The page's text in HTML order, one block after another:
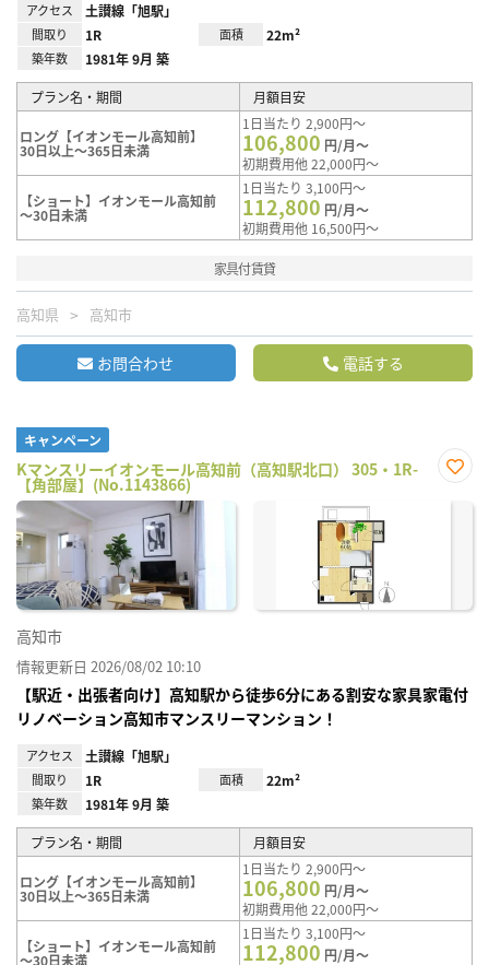
アクセス 土讃線「旭駅」
間取り 1R 面積 22m²
築年数 1981年 9月 築
プラン名・期間 月額目安
ロング【イオンモール高知前】
30日以上～365日未満
1日当たり 2,900円～
106,800 円/月～
初期費用他 22,000円～
【ショート】イオンモール高知前
～30日未満
1日当たり 3,100円～
112,800 円/月～
初期費用他 16,500円～
家具付賃貸
高知県 高知市
お問合わせ 電話する
キャンペーン
Kマンスリーイオンモール高知前（高知駅北口） 305・1R-
【角部屋】(No.1143866)
に入
高知市
情報更新日 2026/08/02 10:10
【駅近・出張者向け】高知駅から徒歩6分にある割安な家具家電付
リノベーション高知市マンスリーマンション！
アクセス 土讃線「旭駅」
間取り 1R 面積 22m²
築年数 1981年 9月 築
プラン名・期間 月額目安
ロング【イオンモール高知前】
30日以上～365日未満
1日当たり 2,900円～
106,800 円/月～
初期費用他 22,000円～
【ショート】イオンモール高知前
～30日未満
1日当たり 3,100円～
112,800 円/月～